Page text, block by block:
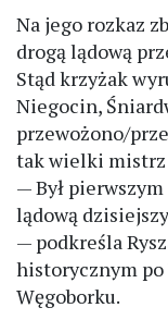
Na jego rozkaz
drogą lądową
Stąd krzyżak
Niegocin,
przewożono/
tak wielki mistrz
— Był
lądową
— podkreśla
historycznym po
Węgoborku.